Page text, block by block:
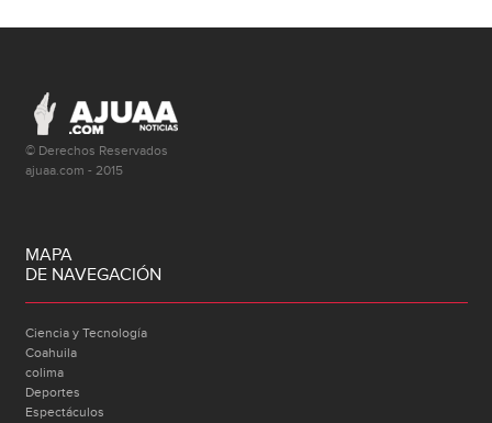
© Derechos Reservados
ajuaa.com - 2015
MAPA
DE NAVEGACIÓN
Ciencia y Tecnología
Coahuila
colima
Deportes
Espectáculos